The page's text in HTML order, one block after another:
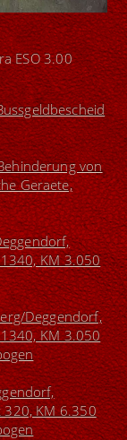
ESO 3.00
von
Geraete,
KM 3.050
Deggendorf,
KM 3.050
320, KM 6.350